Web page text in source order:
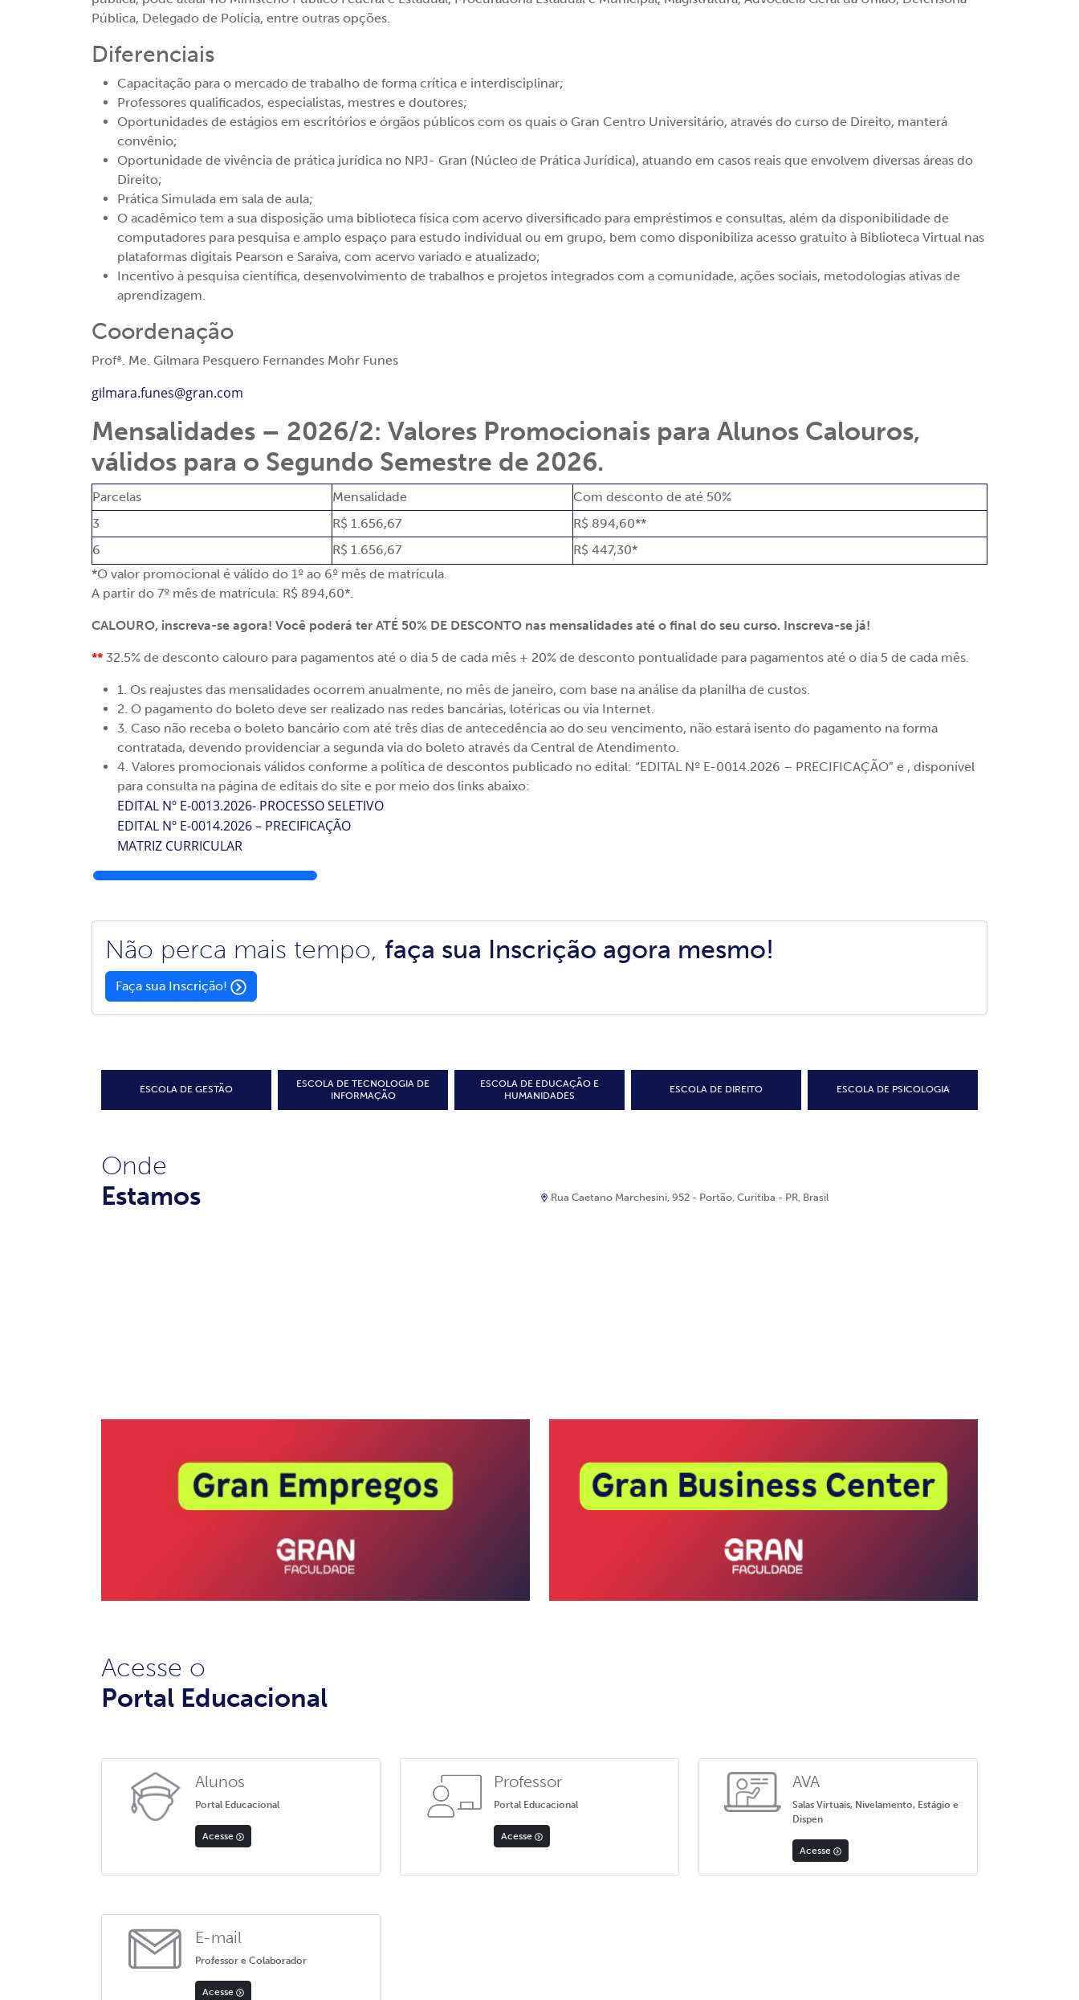
Pública, Delegado de Polícia, entre outras opções.
Diferenciais
Capacitação para o mercado de trabalho de forma crítica e interdisciplinar;
Professores qualificados, especialistas, mestres e doutores;
Oportunidades de estágios em escritórios e órgãos públicos com os quais o Gran Centro Universitário, através do curso de Direito, manterá
convênio;
Oportunidade de vivência de prática jurídica no NPJ- Gran (Núcleo de Prática Jurídica), atuando em casos reais que envolvem diversas áreas do
Direito;
Prática Simulada em sala de aula;
O acadêmico tem a sua disposição uma biblioteca física com acervo diversificado para empréstimos e consultas, além da disponibilidade de
computadores para pesquisa e amplo espaço para estudo individual ou em grupo, bem como disponibiliza acesso gratuito à Biblioteca Virtual nas
plataformas digitais Pearson e Saraiva, com acervo variado e atualizado;
Incentivo à pesquisa científica, desenvolvimento de trabalhos e projetos integrados com a comunidade, ações sociais, metodologias ativas de
aprendizagem.
Coordenação
Profª. Me. Gilmara Pesquero Fernandes Mohr Funes
gilmara.funes@gran.com
Mensalidades – 2026/2: Valores Promocionais para Alunos Calouros,
válidos para o Segundo Semestre de 2026.
Parcelas Mensalidade
Com desconto de até 50%
3
R$ 1.656,67
R$ 894,60**
6
R$ 1.656,67
R$ 447,30*
*O valor promocional é válido do 1º ao 6º mês de matrícula.
A partir do 7º mês de matrícula: R$ 894,60*.
CALOURO, inscreva-se agora! Você poderá ter ATÉ 50% DE DESCONTO nas mensalidades até o final do seu curso. Inscreva-se já!
** 32.5% de desconto calouro para pagamentos até o dia 5 de cada mês + 20% de desconto pontualidade para pagamentos até o dia 5 de cada mês.
1. Os reajustes das mensalidades ocorrem anualmente, no mês de janeiro, com base na análise da planilha de custos.
2. O pagamento do boleto deve ser realizado nas redes bancárias, lotéricas ou via Internet.
3. Caso não receba o boleto bancário com até três dias de antecedência ao do seu vencimento, não estará isento do pagamento na forma
contratada, devendo providenciar a segunda via do boleto através da Central de Atendimento.
4. Valores promocionais válidos conforme a política de descontos publicado no edital: “EDITAL Nº E-0014.2026 – PRECIFICAÇÃO” e , disponível
para consulta na página de editais do site e por meio dos links abaixo:
EDITAL Nº E-0013.2026- PROCESSO SELETIVO
EDITAL Nº E-0014.2026 – PRECIFICAÇÃO
MATRIZ CURRICULAR
Não perca mais tempo, faça sua Inscrição agora mesmo!
Faça sua Inscrição!
ESCOLA DE GESTÃO
ESCOLA DE TECNOLOGIA DE
INFORMAÇÃO
ESCOLA DE EDUCAÇÃO E
HUMANIDADES
ESCOLA DE DIREITO ESCOLA DE PSICOLOGIA
Onde
Estamos
Rua Caetano Marchesini, 952 - Portão, Curitiba - PR, Brasil
Acesse o
Portal Educacional
Alunos
Portal Educacional
Acesse
Professor
Portal Educacional
Acesse
AVA
Salas Virtuais, Nivelamento, Estágio e
Dispen
Acesse
E-mail
Professor e Colaborador
Acesse